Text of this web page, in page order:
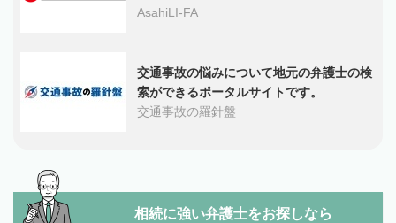
AsahiLI-FA
交通事故の悩みについて地元の弁護士の検
索ができるポータルサイトです。
交通事故の羅針盤
相続に強い弁護士をお探しなら